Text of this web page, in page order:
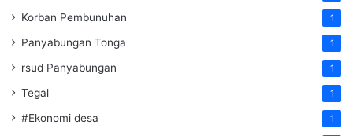
Korban Pembunuhan 1
Panyabungan Tonga 1
rsud Panyabungan 1
Tegal 1
#Ekonomi desa 1